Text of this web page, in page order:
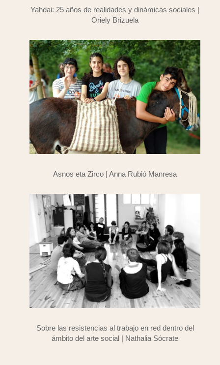
Yahdai: 25 años de realidades y dinámicas sociales |
Oriely Brizuela
Asnos eta Zirco | Anna Rubió Manresa
Sobre las resistencias al trabajo en red dentro del
ámbito del arte social | Nathalia Sócrate